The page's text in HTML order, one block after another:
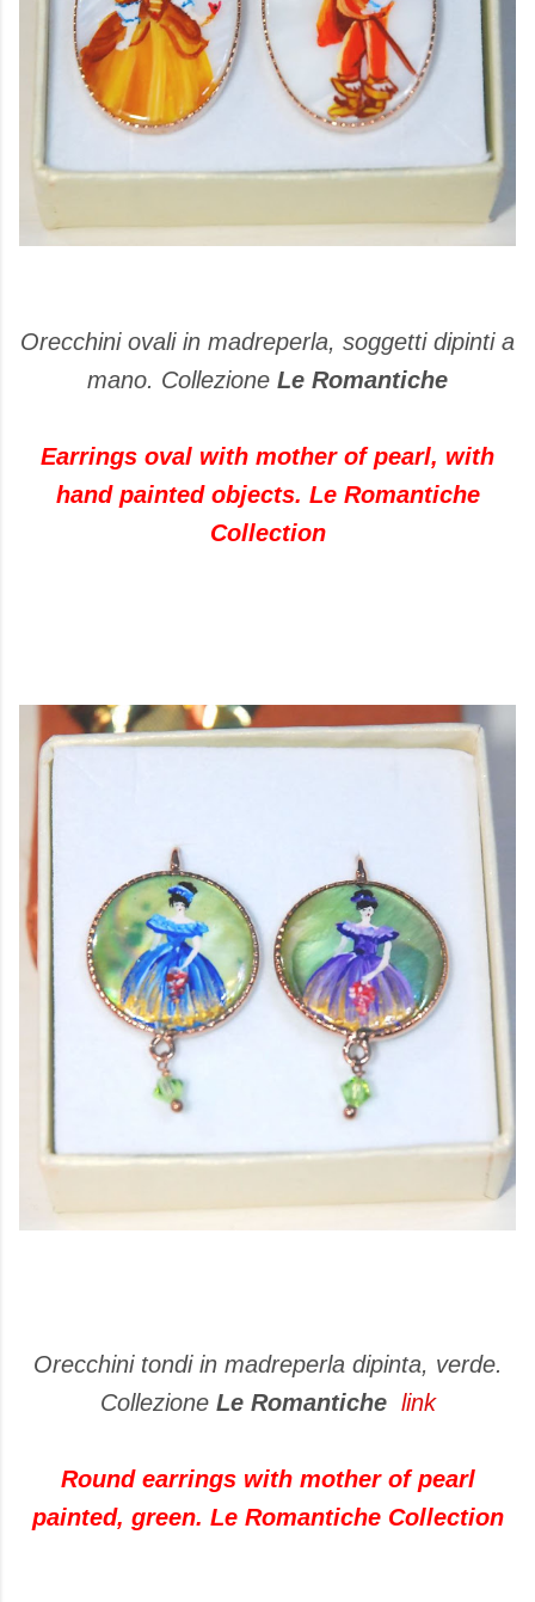
Orecchini ovali in madreperla, soggetti dipinti a
mano. Collezione Le Romantiche
Earrings oval with mother of pearl, with
hand painted objects. Le Romantiche
Collection
Orecchini tondi in madreperla dipinta, verde.
Collezione Le Romantiche link
Round earrings with mother of pearl
painted, green. Le Romantiche Collection